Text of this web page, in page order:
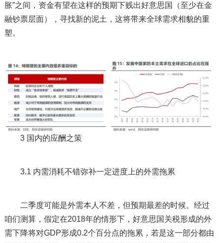
胀”之间，资金有望在这样的预期下贱出好意思国（至少在金
融钞票层面），寻找新的泥土，这将带来全球需求相貌的重
塑。
3 国内的应酬之策
3.1 内需消耗不错弥补一定进度上的外需拖累
二季度可能是外需本人不差，但预期最差的时候。经过
咱们测算，假定在2018年的情形下，好意思国关税形成的外
需下降将对GDP形成0.2个百分点的拖累，若是这一部分都由